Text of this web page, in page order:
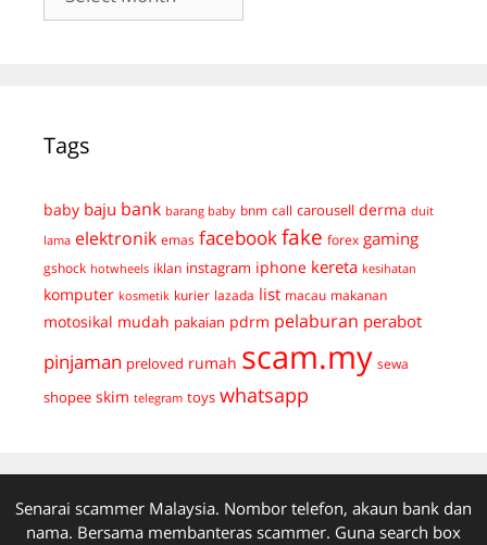
Tags
baby baju bank barang baby bnm call carousell derma duit
lama elektronik emas facebookfake forex gaming
gshock hotwheels iklan instagram iphone kereta kesihatan
komputer kosmetik kurier lazada list macau makanan
motosikal mudah pakaian pdrm pelaburan perabot
pinjaman preloved rumah scam.my sewa
shopee skim telegram toys whatsapp
Senarai scammer Malaysia. Nombor telefon, akaun bank dan
nama. Bersama membanteras scammer. Guna search box